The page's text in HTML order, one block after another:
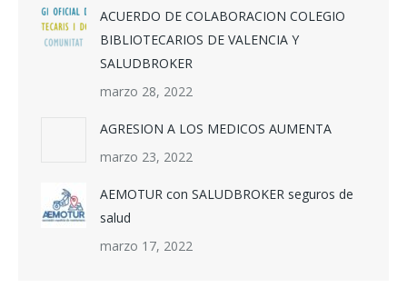
ACUERDO DE COLABORACION COLEGIO
BIBLIOTECARIOS DE VALENCIA Y
SALUDBROKER
marzo 28, 2022
AGRESION A LOS MEDICOS AUMENTA
marzo 23, 2022
AEMOTUR con SALUDBROKER seguros de
salud
marzo 17, 2022